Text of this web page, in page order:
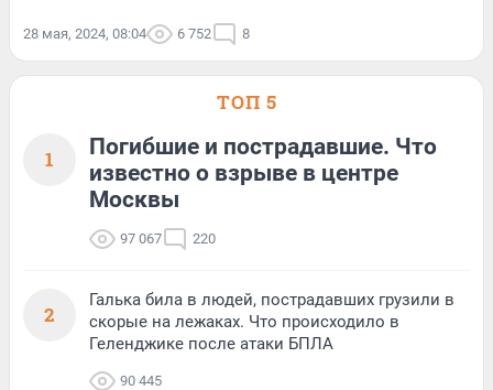
28 мая, 2024, 08:04 6 752 8
ТОП 5
1
Погибшие и пострадавшие. Что
известно о взрыве в центре
Москвы
97 067 220
2
Галька била в людей, пострадавших грузили в
скорые на лежаках. Что происходило в
Геленджике после атаки БПЛА
90 445